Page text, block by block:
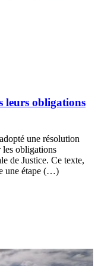
leurs obligations
une résolution
les obligations
de Justice. Ce texte,
une étape (…)